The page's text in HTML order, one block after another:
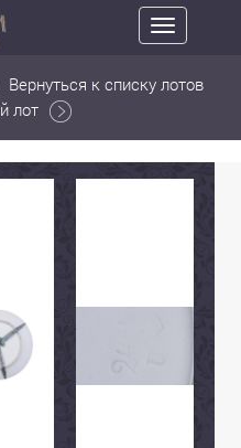
Toggle
navigation
Вернуться к списку лотов
лот